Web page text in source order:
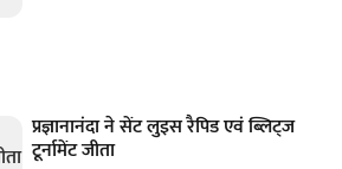
प्रज्ञानानंदा ने सेंट लुइस रैपिड एवं ब्लिट्ज
टूर्नामेंट जीता